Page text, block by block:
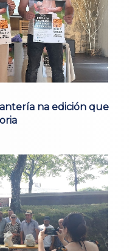
na edición que